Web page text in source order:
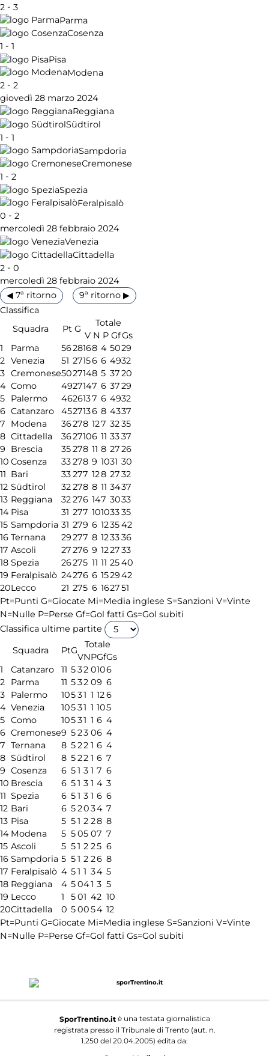
2 - 3
Parma
Cosenza
1 - 1
Pisa
Modena
2 - 2
giovedì 28 marzo 2024
Reggiana
Südtirol
1 - 1
Sampdoria
Cremonese
1 - 2
Spezia
Feralpisalò
0 - 2
mercoledì 28 febbraio 2024
Venezia
Cittadella
2 - 0
mercoledì 28 febbraio 2024
◀ 7ª ritorno
9ª ritorno ▶
Classifica
Squadra
Pt G
Totale
V N P GfGs
1
Parma 5628168 4 5029
2 Venezia 51 27156 6 4932
3 Cremonese5027148 5 3720
4 Como 4927147 6 3729
5
Palermo 4626137 6 4932
6 Catanzaro 4527136 8 4337
7
Modena 36278 127 3235
8 Cittadella 3627106 11 3337
9
Brescia 35278 11 8 2726
10 Cosenza 33278 9 1031 30
11 Bari 33277 128 2732
12 Südtirol 32278 8 11 3437
13 Reggiana 32276 147 3033
14 Pisa 31 277 10103335
15 Sampdoria 31 279 6 123542
16 Ternana 29277 8 123336
17 Ascoli 27276 9 122733
18 Spezia 26275 11 11 2540
19 Feralpisalò 24276 6 152942
20Lecco 21 275 6 162751
Pt=Punti G=Giocate Mi=Media inglese S=Sanzioni V=Vinte
N=Nulle P=Perse Gf=Gol fatti Gs=Gol subiti
Classifica ultime partite
Squadra
PtG
Totale
VNPGfGs
1
Catanzaro 11 532 0106
2
Parma 11 532 09 6
3
Palermo 10531 1 126
4 Venezia 10531 1 105
5 Como 10531 1 6 4
6 Cremonese9 523 06 4
7 Ternana 8 522 1 6 4
8 Südtirol 8 522 1 6 7
9 Cosenza 6 51 3 1 7 6
10 Brescia 6 51 3 1 4 3
11 Spezia 6 51 3 1 6 6
12 Bari 6 52034 7
13 Pisa 5 51 2 28 8
14 Modena 5 505 07 7
15 Ascoli 5 51 2 25 6
16 Sampdoria 5 51 2 26 8
17 Feralpisalò 4 51 1 34 5
18 Reggiana 4 5041 3 5
19 Lecco 1 501 42 10
20Cittadella 0 50054 12
Pt=Punti G=Giocate Mi=Media inglese S=Sanzioni V=Vinte
N=Nulle P=Perse Gf=Gol fatti Gs=Gol subiti
SporTrentino.itè una testata giornalistica
registrata presso il Tribunale di Trento (aut. n.
1.250 del 20.04.2005) edita da: